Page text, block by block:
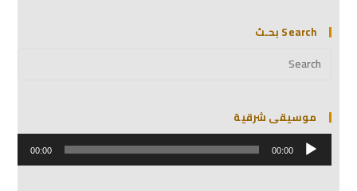
Search بحـث
موسيقى شرقية
مشغل
الصوت 00:00
00:00